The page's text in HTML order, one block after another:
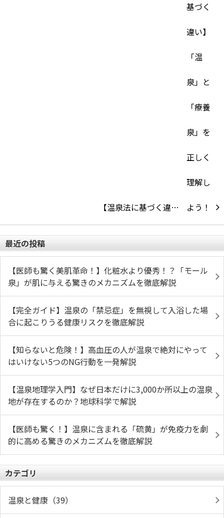
【温泉法に基づく違…
最近の投稿
【医師も驚く美肌革命！】化粧水より優秀！？「モール
泉」が肌に与える驚きのメカニズムを徹底解説
【完全ガイド】温泉の「禁忌症」を無視して入浴した場
合に起こりうる健康リスクを徹底解説
【知らないと危険！】高血圧の人が温泉で絶対にやって
はいけない5つのNG行動を一発解説
【温泉地理学入門】なぜ日本だけに3,000か所以上の温泉
地が存在するのか？地球科学で解説
【医師も驚く！】温泉に含まれる「硫黄」が免疫力を劇
的に高める驚きのメカニズムを徹底解説
カテゴリ
温泉と健康（39）